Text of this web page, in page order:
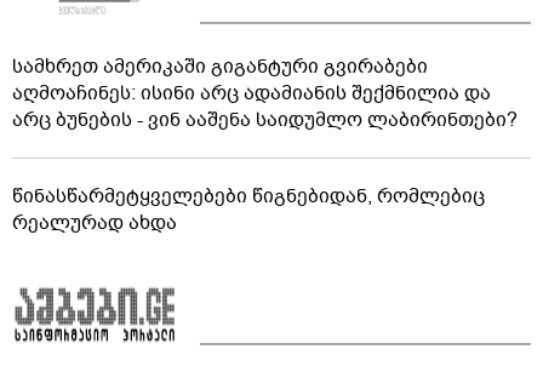
სამხრეთ ამერიკაში გიგანტური გვირაბები
აღმოაჩინეს: ისინი არც ადამიანის შექმნილია და
არც ბუნების - ვინ ააშენა საიდუმლო ლაბირინთები?
წინასწარმეტყველებები წიგნებიდან, რომლებიც
რეალურად ახდა